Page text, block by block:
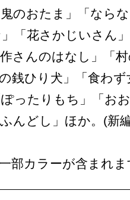
のおたま」「なら
」「花さかじいさん
さんのはなし」「
銭ひり犬」「食わ
ったりもち」「お
んどし」ほか。(新
部カラーが含まれま